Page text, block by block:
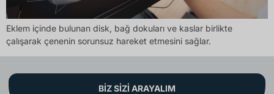
Eklem içinde bulunan disk, bağ dokuları ve kaslar birlikte
çalışarak çenenin sorunsuz hareket etmesini sağlar.
BİZ SİZİ ARAYALIM